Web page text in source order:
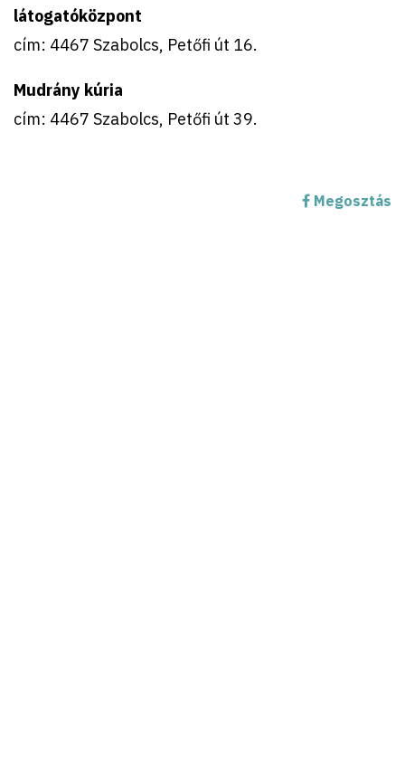
látogatóközpont
cím: 4467 Szabolcs, Petőfi út 16.
Mudrány kúria
cím: 4467 Szabolcs, Petőfi út 39.
Megosztás